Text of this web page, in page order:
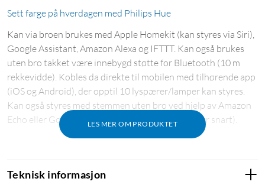
Sett farge på hverdagen med Philips Hue
LES MER OM PRODUKTET
Kan via broen brukes med Apple Homekit (kan styres via Siri),
Google Assistant, Amazon Alexa og IFTTT. Kan også brukes
uten bro takket være innebygd støtte for Bluetooth (10 m
rekkevidde). Kobles da direkte til mobilen med tilhørende app
(iOS og Android), der opptil 10 lyspærer/lamper kan styres.
Kan også styres med stemmen uten bro ved hjelp av Amazon
Echo eller Google Home Assistant (støtte kommer snart).
funksjonalitet, som fjernstyring utenfor hjemmet, talestyring
på mobilen, wake up-light, tidsplaner, styring av flere rom og
Teknisk informasjon